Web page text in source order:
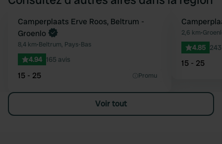
Préféré
Camperplaats Erve Roos, Beltrum -
Groenlo
8,4 km•Beltrum, Pays-Bas
4.94 165 avis
15 - 25 Promu
2,6 km•
4.85
15 - 25
Voir tout